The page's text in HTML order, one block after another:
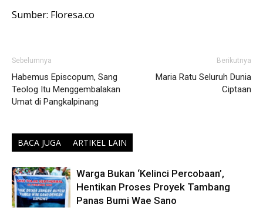
Sumber: Floresa.co
Sebelumnya
Habemus Episcopum, Sang
Teolog Itu Menggembalakan
Umat di Pangkalpinang
Berikutnya
Maria Ratu Seluruh Dunia
Ciptaan
BACA JUGA ARTIKEL LAIN
Warga Bukan ‘Kelinci Percobaan’,
Hentikan Proses Proyek Tambang
Panas Bumi Wae Sano